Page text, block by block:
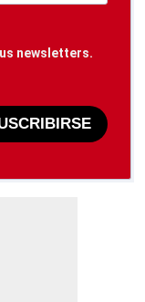
newsletters.